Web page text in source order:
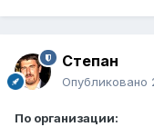
Степан
Опубликовано
По организации: